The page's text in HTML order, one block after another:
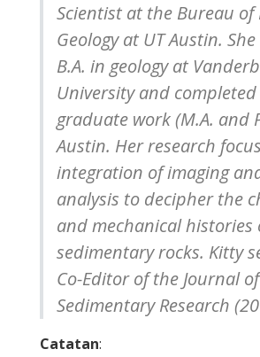
Scientist at the Bureau of
Geology at UT Austin.
B.A. in geology at
University and
graduate work (M.A. and
Austin. Her research
integration of imaging
analysis to decipher the
and mechanical histories
sedimentary rocks. Kitty
Co-Editor of the Journal of
Sedimentary Research
Catatan: